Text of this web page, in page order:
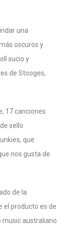
una
oscuros y
sucio y
de Stooges,
17 canciones
sello
que
nos gusta de
de la
el producto es de
music australiano